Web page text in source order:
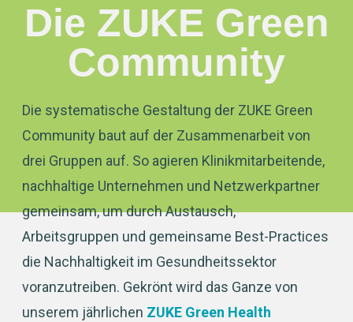
Die ZUKE Green
Community
Die systematische Gestaltung der ZUKE Green
Community baut auf der Zusammenarbeit von
drei Gruppen auf. So agieren Klinikmitarbeitende,
nachhaltige Unternehmen und Netzwerkpartner
gemeinsam, um durch Austausch,
Arbeitsgruppen und gemeinsame Best-Practices
die Nachhaltigkeit im Gesundheitssektor
voranzutreiben. Gekrönt wird das Ganze von
unserem jährlichen ZUKE Green Health